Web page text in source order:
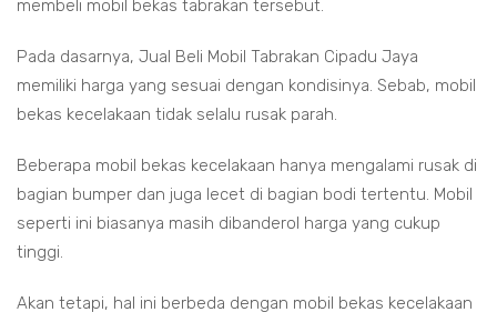
membeli mobil bekas tabrakan tersebut.
Pada dasarnya, Jual Beli Mobil Tabrakan Cipadu Jaya
memiliki harga yang sesuai dengan kondisinya. Sebab, mobil
bekas kecelakaan tidak selalu rusak parah.
Beberapa mobil bekas kecelakaan hanya mengalami rusak di
bagian bumper dan juga lecet di bagian bodi tertentu. Mobil
seperti ini biasanya masih dibanderol harga yang cukup
tinggi.
Akan tetapi, hal ini berbeda dengan mobil bekas kecelakaan